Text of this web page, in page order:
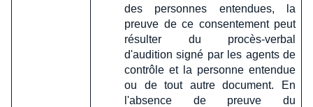
des personnes entendues, la
preuve de ce consentement peut
résulter du procès-verbal
d'audition signé par les agents de
contrôle et la personne entendue
ou de tout autre document. En
l'absence de preuve du